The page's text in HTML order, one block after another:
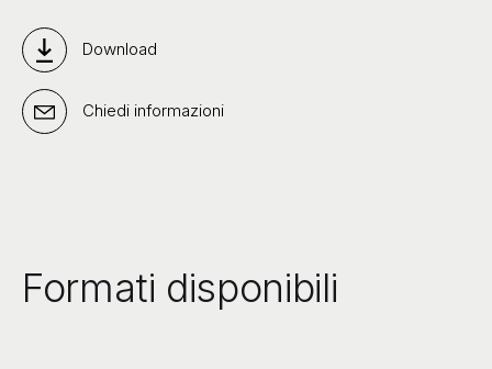
Download
Chiedi informazioni
Formati disponibili